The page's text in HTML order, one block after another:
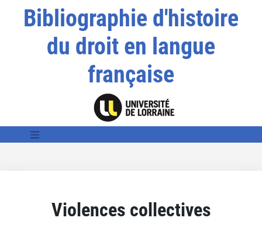
Bibliographie d'histoire
du droit en langue
française
Violences collectives